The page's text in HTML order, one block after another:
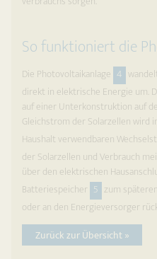
So funktioniert die
Die Photovoltaikanlage 4
direkt in elek­trische Energie um.
auf einer Unter­konstruktion auf
Gleichstrom der Solarzellen wird
Haushalt verwendbaren
der Solarzellen und Verbrauch
über den elektrischen
Batteriespeicher 5 zum
oder an den Energie­versorger
Zurück zur Übersicht »